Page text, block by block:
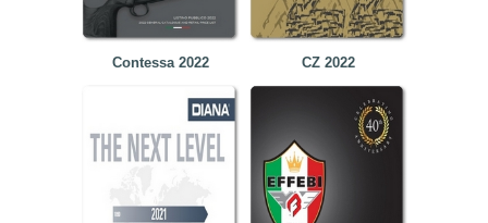
Contessa 2022 CZ 2022